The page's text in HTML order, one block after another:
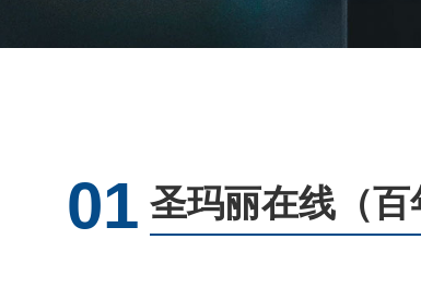
01 圣玛丽在线（百